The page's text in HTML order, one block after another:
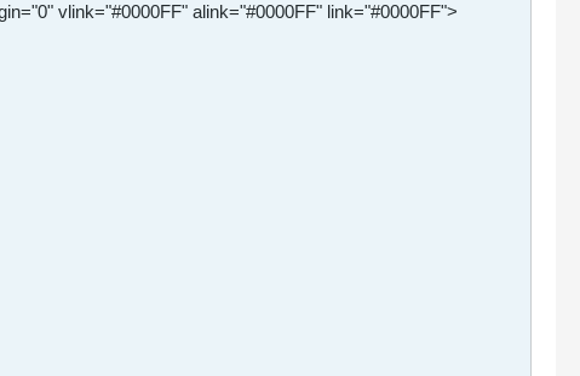
vlink="#0000FF" alink="#0000FF" link="#0000FF">